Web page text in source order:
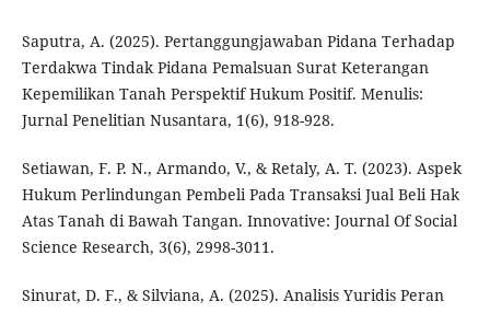
Saputra, A. (2025). Pertanggungjawaban Pidana Terhadap
Terdakwa Tindak Pidana Pemalsuan Surat Keterangan
Kepemilikan Tanah Perspektif Hukum Positif. Menulis:
Jurnal Penelitian Nusantara, 1(6), 918-928.
Setiawan, F. P. N., Armando, V., & Retaly, A. T. (2023). Aspek
Hukum Perlindungan Pembeli Pada Transaksi Jual Beli Hak
Atas Tanah di Bawah Tangan. Innovative: Journal Of Social
Science Research, 3(6), 2998-3011.
Sinurat, D. F., & Silviana, A. (2025). Analisis Yuridis Peran